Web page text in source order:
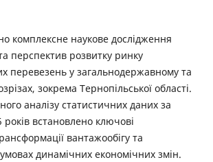
комплексне наукове дослідження
перспектив розвитку ринку
перевезень у загальнодержавному та
зокрема Тернопільської області.
аналізу статистичних даних за
років встановлено ключові
вантажообігу та
динамічних економічних змін.